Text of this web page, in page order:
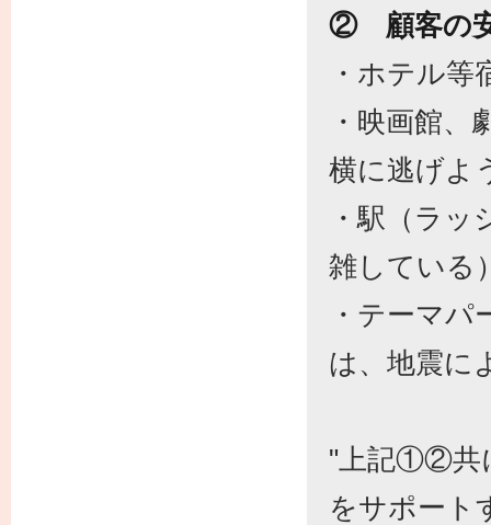
② 顧客の安
・ホテル等
・映画館
横に逃げよ
・駅（ラ
雑している
・テーマ
は、地震に
"上記①②共
をサポート